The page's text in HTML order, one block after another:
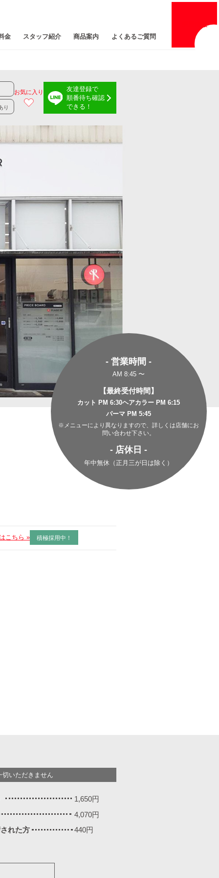
情報
金 スタッフ紹介 商品案内 よくあるご質問
り
お気に入り
友達登録で
順番待ち確認
できる！
- 営業時間 -
AM 8:45 〜
【最終受付時間】
カット PM 6:30ヘアカラー PM 6:15
パーマ PM 5:45
※メニューにより異なりますので、詳しくは店舗にお
問い合わせ下さい。
- 店休日 -
年中無休（正月三が日は除く）
こちら » 積極採用中！
切いただきません
1,650円
4,070円
れた方
440円